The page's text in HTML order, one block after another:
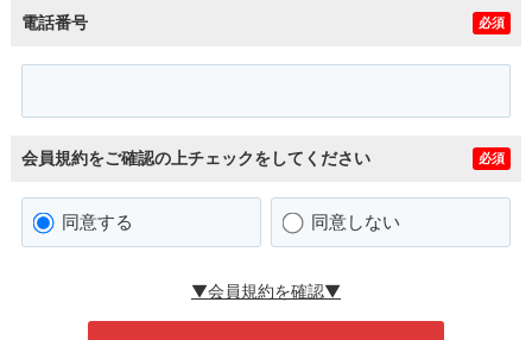
電話番号 必須
会員規約をご確認の上チェックをしてください 必須
同意する 同意しない
▼会員規約を確認▼